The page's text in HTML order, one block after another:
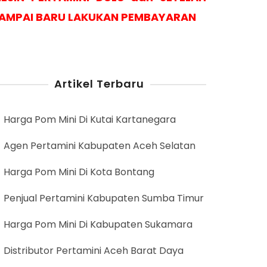
BARU LAKUKAN PEMBAYARAN
Artikel Terbaru
Harga Pom Mini Di Kutai Kartanegara
Agen Pertamini Kabupaten Aceh Selatan
Harga Pom Mini Di Kota Bontang
Penjual Pertamini Kabupaten Sumba Timur
Harga Pom Mini Di Kabupaten Sukamara
Distributor Pertamini Aceh Barat Daya